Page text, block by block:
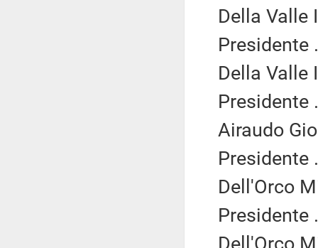
Della Valle
Presidente
Della Valle
Presidente
Airaudo
Presidente
Dell'Orco
Presidente